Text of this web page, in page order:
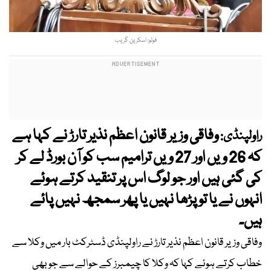
فوٹو: اسکرین گریب
راولپنڈی:وفاقی وزیر قانون اعظم نذیر تارڑ نے کہا ہے
کہ 26 ویں اور 27 ویں ترامیم سب کو آن بورڈ لے کر
کی گئی ہیں اور جو لوگ اس پر تنقید کرتے ہوئے
انہوں نے یا تو پڑھا نہیں یا پھر سمجھ نہیں پائے
ہیں۔
وفاقی وزیر قانون اعظم نذیر تارڑ نے راولپنڈی ڈسٹرکٹ بار میں وکلا سے
خطاب کرتے ہوئے کہا کہ وکلا کا چیمبرز کے حوالے سے جو بھی